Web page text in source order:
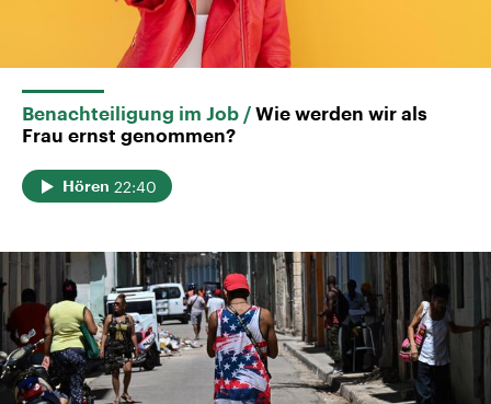
Benachteiligung im Job
Wie werden wir als
Frau ernst genommen?
Hören 22:40